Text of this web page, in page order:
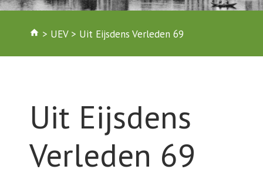
home > UEV> Uit Eijsdens Verleden 69
Uit Eijsdens
Verleden 69